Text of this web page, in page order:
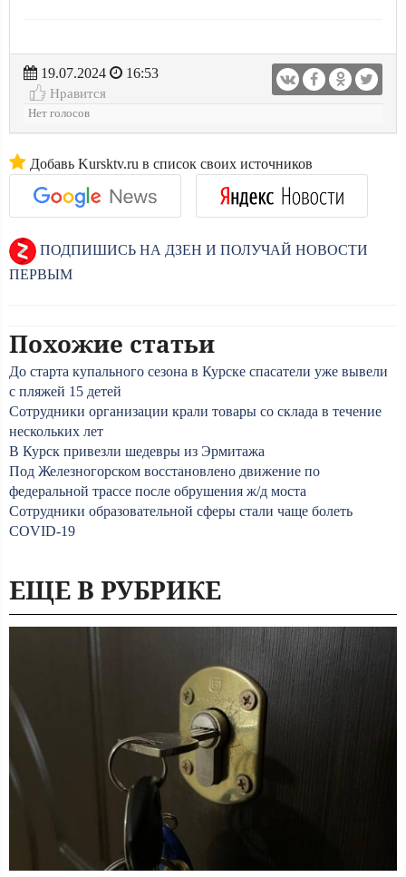
19.07.2024
16:53
Нравится
Нет голосов
Добавь Kursktv.ru в список своих источников
ПОДПИШИСЬ НА ДЗЕН И ПОЛУЧАЙ НОВОСТИ
ПЕРВЫМ
Похожие статьи
До старта купального сезона в Курске спасатели уже вывели
с пляжей 15 детей
Сотрудники организации крали товары со склада в течение
нескольких лет
В Курск привезли шедевры из Эрмитажа
Под Железногорском восстановлено движение по
федеральной трассе после обрушения ж/д моста
Сотрудники образовательной сферы стали чаще болеть
COVID-19
ЕЩЕ В РУБРИКЕ